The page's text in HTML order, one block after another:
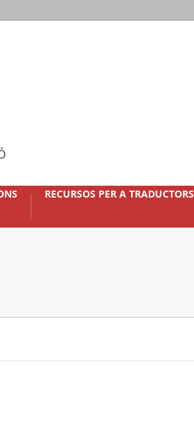
RECURSOS PER A TRADUCTORS